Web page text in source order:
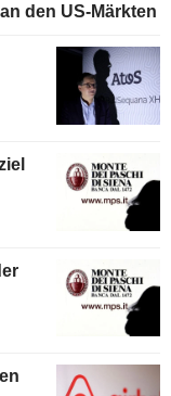
den US-Märkten